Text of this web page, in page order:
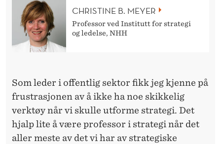
CHRISTINE B. MEYER
Professor ved Institutt for strategi
og ledelse, NHH
Som leder i offentlig sektor fikk jeg kjenne på
frustrasjonen av å ikke ha noe skikkelig
verktøy når vi skulle utforme strategi. Det
hjalp lite å være professor i strategi når det
aller meste av det vi har av strategiske